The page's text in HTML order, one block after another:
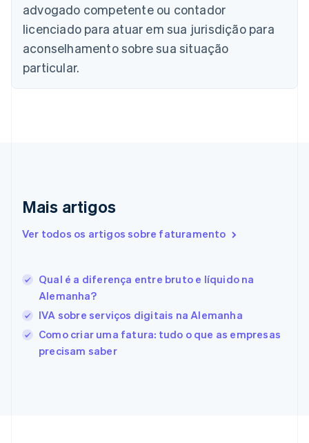
advogado competente ou contador
licenciado para atuar em sua jurisdição para
aconselhamento sobre sua situação
particular.
Mais artigos
Ver todos os artigos sobre faturamento
Qual é a diferença entre bruto e líquido na
Alemanha?
IVA sobre serviços digitais na Alemanha
Como criar uma fatura: tudo o que as empresas
precisam saber
Canadá
English Français
China continental
简体中文 English
Chipre
Croácia
Eslovênia
Espanha
English Español简体中文
Estônia
Finlândia
English Svenska
França